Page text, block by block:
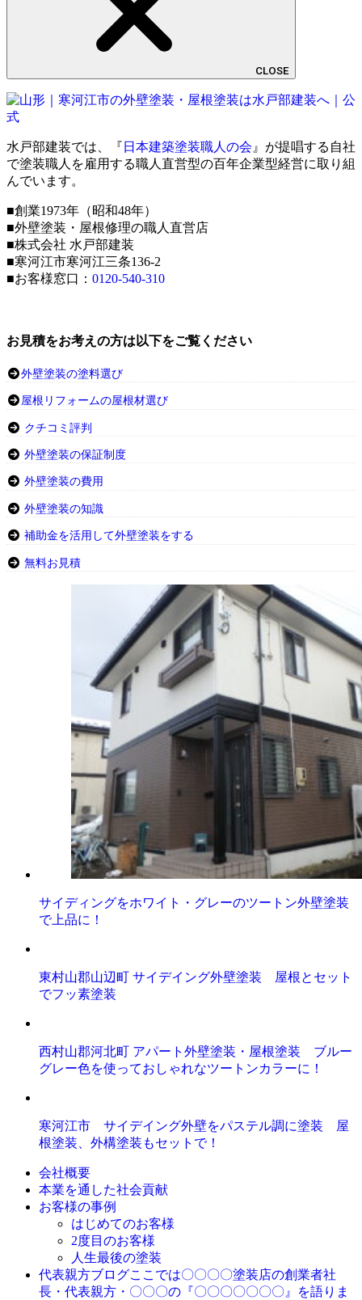
CLOSE
水戸部建装では、『 日本建築塗装職人の会 』が提唱する自社
で塗装職人を雇用する職人直営型の百年企業型経営に取り組
んでいます。
■創業1973年（昭和48年）
■外壁塗装・屋根修理の職人直営店
■株式会社 水戸部建装
■寒河江市寒河江三条136-2
■お客様窓口： 0120-540-310
お見積をお考えの方は以下をご覧ください
外壁塗装の塗料選び
屋根リフォームの屋根材選び
クチコミ評判
外壁塗装の保証制度
外壁塗装の費用
外壁塗装の知識
補助金を活用して外壁塗装をする
無料お見積
サイディングをホワイト・グレーのツートン外壁塗装
で上品に！
東村山郡山辺町 サイデイング外壁塗装 屋根とセット
でフッ素塗装
西村山郡河北町 アパート外壁塗装・屋根塗装 ブルー
グレー色を使っておしゃれなツートンカラーに！
寒河江市 サイデイング外壁をパステル調に塗装 屋
根塗装、外構塗装もセットで！
会社概要
本業を通した社会貢献
お客様の事例
はじめてのお客様
2度目のお客様
人生最後の塗装
代表親方ブログここでは〇〇〇〇塗装店の創業者社
長・代表親方・〇〇〇の『〇〇〇〇〇〇〇』を語りま